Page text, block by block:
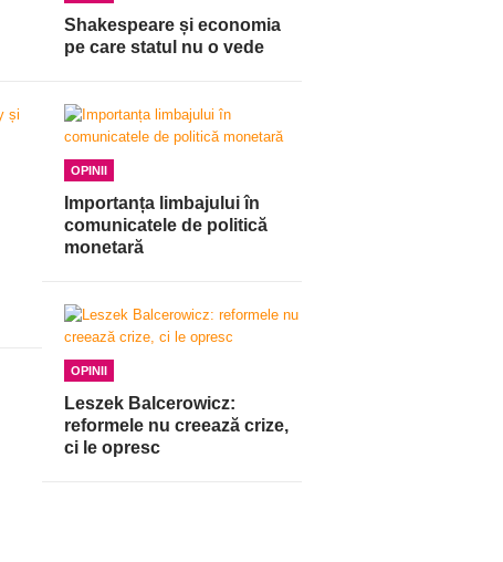
Shakespeare și economia
pe care statul nu o vede
OPINII
Importanța limbajului în
comunicatele de politică
monetară
OPINII
Leszek Balcerowicz:
reformele nu creează crize,
ci le opresc